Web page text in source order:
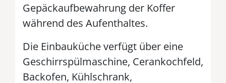
Gepäckaufbewahrung der Koffer
während des Aufenthaltes.
Die Einbauküche verfügt über eine
Geschirrspülmaschine, Cerankochfeld,
Backofen, Kühlschrank,